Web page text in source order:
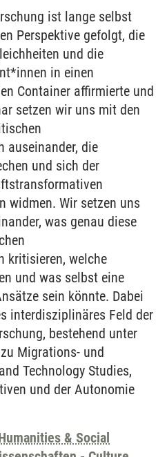
ist lange selbst
Perspektive gefolgt, die
und die
in einen
Container affirmierte und
setzen wir uns mit den
auseinander, die
und sich der
widmen. Wir setzen uns
was genau diese
kritisieren, welche
und was selbst eine
sein könnte. Dabei
interdisziplinäres Feld der
bestehend unter
Migrations- und
Technology Studies,
und der Autonomie
& Social